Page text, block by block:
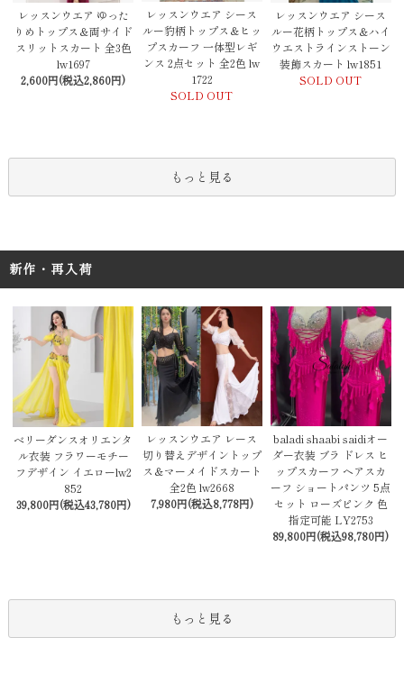
レッスンウエア ゆった
りめトップス＆両サイド
スリットスカート 全3色
lw1697
2,600円(税込2,860円)
レッスンウエア シース
ルー豹柄トップス＆ヒッ
プスカーフ 一体型レギ
ンス 2点セット 全2色 lw
1722
SOLD OUT
レッスンウエア シース
ルー花柄トップス＆ハイ
ウエストラインストーン
装飾スカート lw1851
SOLD OUT
もっと見る
新作・再入荷
ベリーダンスオリエンタ
ル衣装 フラワーモチー
フデザイン イエローlw2
852
39,800円(税込43,780円)
レッスンウエア レース
切り替えデザイントップ
ス＆マーメイドスカート
全2色 lw2668
7,980円(税込8,778円)
baladi shaabi saidiオー
ダー衣装 ブラ ドレス ヒ
ップスカーフ ヘアスカ
ーフ ショートパンツ 5点
セット ローズピンク 色
指定可能 LY2753
89,800円(税込98,780円)
もっと見る